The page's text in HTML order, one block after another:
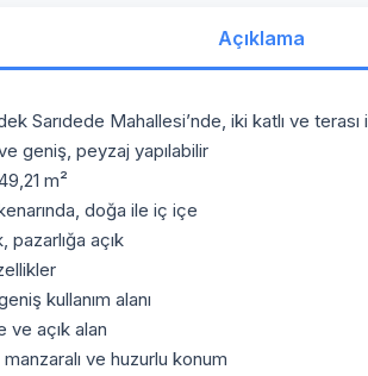
Açıklama
Sarıdede Mahallesi’nde, iki katlı ve
geniş, peyzaj yapılabilir
m²
doğa ile iç içe
pazarlığa açık
kullanım alanı
ve açık alan
manzaralı ve huzurlu konum